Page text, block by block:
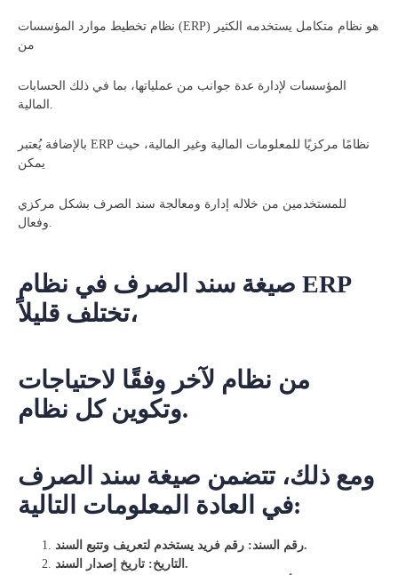
نظام تخطيط موارد المؤسسات (ERP) هو نظام متكامل يستخدمه الكثير
من
المؤسسات لإدارة عدة جوانب من عملياتها، بما في ذلك الحسابات
بالإضافة يُعتبر ERP نظامًا مركزيًا للمعلومات المالية وغير المالية، حيث
يمكن
للمستخدمين من خلاله إدارة ومعالجة سند الصرف بشكل مركزي
صيغة سند الصرف في نظام ERP
تختلف قليلاً،
من نظام لآخر وفقًا لاحتياجات
وتكوين كل نظام.
ومع ذلك، تتضمن صيغة سند الصرف
في العادة المعلومات التالية:
رقم السند: رقم فريد يستخدم لتعريف وتتبع السند.
التاريخ: تاريخ إصدار السند.